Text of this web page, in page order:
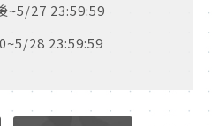
~5/27 23:59:59
28 23:59:59